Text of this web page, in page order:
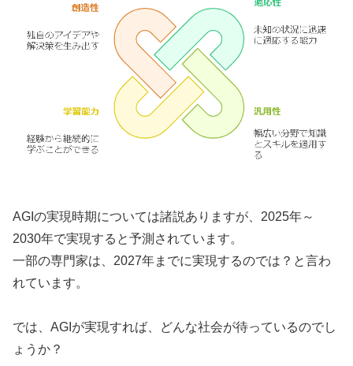
AGIの実現時期については諸説ありますが、2025年～
2030年で実現すると予測されています。
一部の専門家は、2027年までに実現するのでは？と言わ
れています。
では、AGIが実現すれば、どんな社会が待っているのでし
ょうか？